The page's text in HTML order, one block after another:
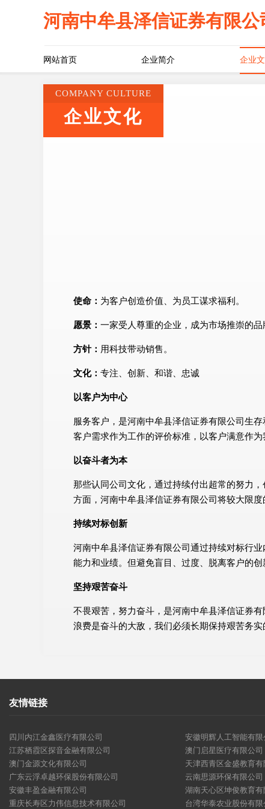
河南中牟县泽信证券有限公
网站首页 企业简介 企业
COMPANY CULTURE
企业文化
使命： 为客户创造价值、为员工谋求福利。
愿景： 一家受人尊重的企业，成为市场推崇的品
方针： 用科技带动销售。
文化： 专注、创新、和谐、忠诚
以客户为中心
服务客户，是河南中牟县泽信证券有限公司生
客户需求作为工作的评价标准，以客户满意作
以奋斗者为本
那些认同公司文化，通过持续付出超常的努力
方面，河南中牟县泽信证券有限公司将较大限
持续对标创新
河南中牟县泽信证券有限公司通过持续对标行
能力和业绩。但避免盲目、过度、脱离客户的创
坚持艰苦奋斗
不畏艰苦，努力奋斗，是河南中牟县泽信证券
浪费是奋斗的大敌，我们必须长期保持艰苦务实
友情链接
四川内江金鑫医疗有限公司 安徽明辉人工智能有限
江苏栖霞区探音金融有限公司
澳门启星医疗有限公司
澳门金源文化有限公司
天津西青区金盛教育有
广东云浮卓越环保股份有限公司
云南思源环保有限公司
安徽丰盈金融有限公司
湖南天心区坤俊教育有
重庆长寿区力伟信息技术有限公司
台湾华泰农业股份有限